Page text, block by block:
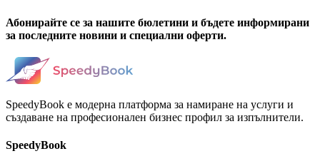
Абонирайте се за нашите бюлетини и бъдете информирани
за последните новини и специални оферти.
SpeedyBook е модерна платформа за намиране на услуги и
създаване на професионален бизнес профил за изпълнители.
SpeedyBook